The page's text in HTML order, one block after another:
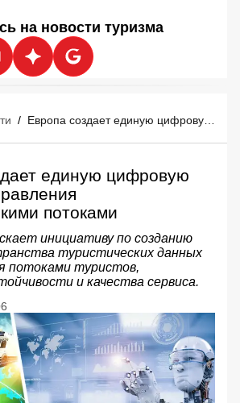
на новости туризма
/
единую цифровую
потоками
инициативу по созданию
туристических данных
потоками туристов,
и качества сервиса.